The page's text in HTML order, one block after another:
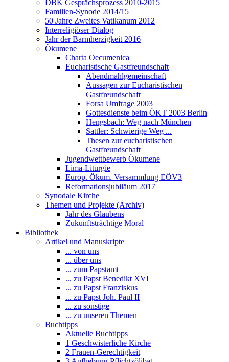
DBK Gesprächsprozess 2010-2015
Familien-Synode 2014/15
50 Jahre Zweites Vatikanum 2012
Interreligiöser Dialog
Jahr der Barmherzigkeit 2016
Ökumene
Charta Oecumenica
Eucharistische Gastfreundschaft
Abendmahlgemeinschaft
Aussagen zur Eucharistischen
Gastfreundschaft
Forsa Umfrage 2003
Gottesdienste beim ÖKT 2003 Berlin
Hengsbach: Weg nach München
Sattler: Schwierige Weg ...
Thesen zur eucharistischen
Gastfreundschaft
Jugendwettbewerb Ökumene
Lima-Liturgie
Europ. Ökum. Versammlung EÖV3
Reformationsjubiläum 2017
Synodale Kirche
Themen und Projekte (Archiv)
Jahr des Glaubens
Zukunftsträchtige Moral
Bibliothek
Artikel und Manuskripte
... von uns
... über uns
... zum Papstamt
... zu Papst Benedikt XVI
... zu Papst Franziskus
... zu Papst Joh. Paul II
... zu sonstige
... zu unseren Themen
Buchtipps
Aktuelle Buchtipps
1 Geschwisterliche Kirche
2 Frauen-Gerechtigkeit